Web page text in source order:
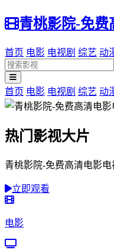
青桃影院-免费
首页 电影 电视剧 综艺 动
首页 电影 电视剧 综艺 动
热门影视大片
青桃影院-免费高清电影
立即观看
电影